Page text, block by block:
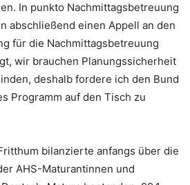
In punkto Nachmittagsbetreuung
abschließend einen Appell an den
für die Nachmittagsbetreuung
wir brauchen Planungssicherheit
deshalb fordere ich den Bund
Programm auf den Tisch zu
bilanzierte anfangs über die
AHS-Maturantinnen und